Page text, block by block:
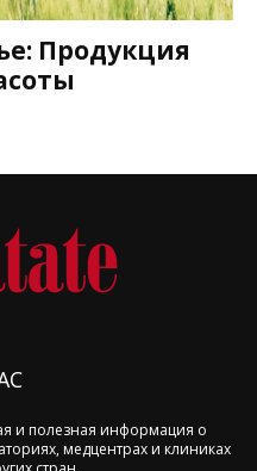
Продукция
и полезная информация о
медцентрах и клиниках